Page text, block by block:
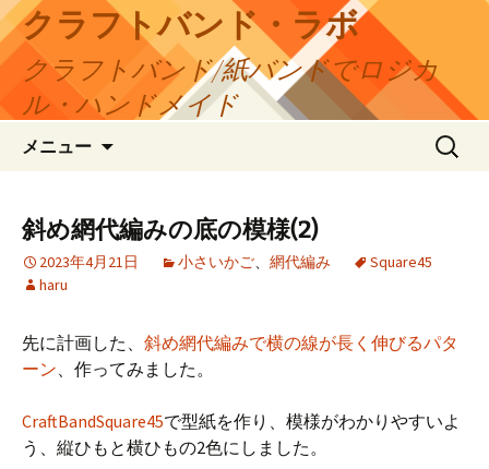
コ
ン
テ
ツ
ス
クラフトバンド・ラボ
クラフトバンド/紙バンドでロジカ
ル・ハンドメイド
メニュー
検
索:
斜め網代編みの底の模様(2)
2023年4月21日 小さいかご、 網代編み
Square45
haru
先に計画した、 斜め網代編みで横の線が長く伸びるパタ
ーン、作ってみました。
CraftBandSquare45で型紙を作り、模様がわかりやすいよ
う、縦ひもと横ひもの2色にしました。